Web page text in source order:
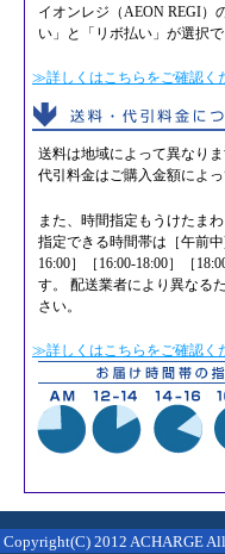
イオンレジ（AEON REGI）
い」と「リボ払い」が選択で
≫詳しくはこちらをご確認く
送料は地域によって異なりま
代引料金はご購入金額によっ
また、時間指定もうけたまわ
指定できる時間帯は［午前
16:00］［16:00-18:00］［
す。 配送業者により異なる
さい。
≫詳しくはこちらをご確認く
Copyright(C) 2012 ACHARGE